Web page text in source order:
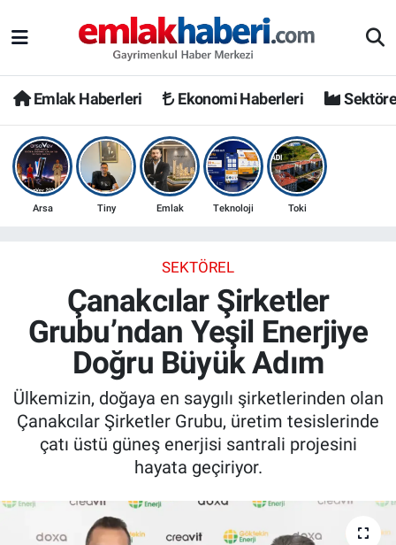
Emlak Haberleri Ekonomi Haberleri
Arsa Tiny Emlak Teknoloji Toki
SEKTÖREL
Çanakcılar Şirketler
Grubu’ndan Yeşil Enerjiye
Doğru Büyük Adım
Ülkemizin, doğaya en saygılı şirketlerinden olan
Çanakcılar Şirketler Grubu, üretim tesislerinde
çatı üstü güneş enerjisi santrali projesini
hayata geçiriyor.